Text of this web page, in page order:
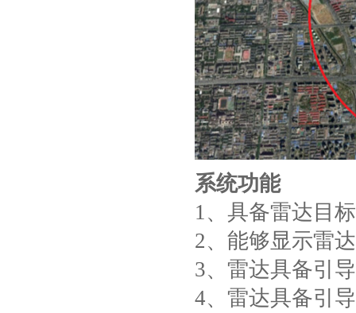
系统功能
1、具备雷达目
2、能够显示雷
3、雷达具备引
4、雷达具备引